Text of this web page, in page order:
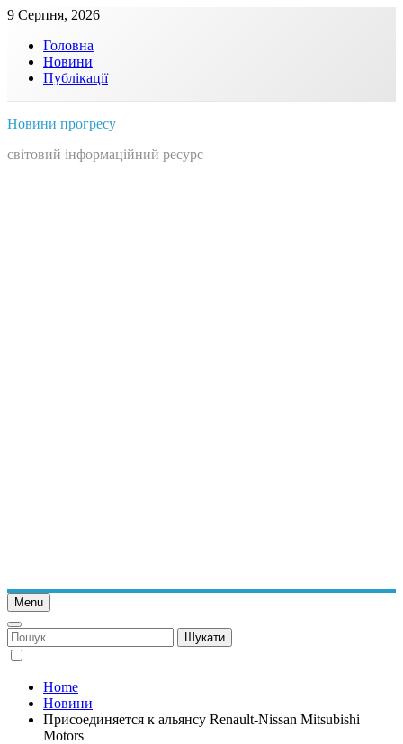
Skip
content
9 Серпня, 2026
Головна
Новини
Публікації
Новини прогресу
світовий інформаційний ресурс
Menu
Пошук:
Home
Новини
Присоединяется к альянсу Renault-Nissan Mitsubishi
Motors